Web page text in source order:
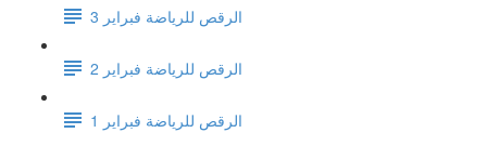
الرقص للرياضة فبراير 3
الرقص للرياضة فبراير 2
الرقص للرياضة فبراير 1